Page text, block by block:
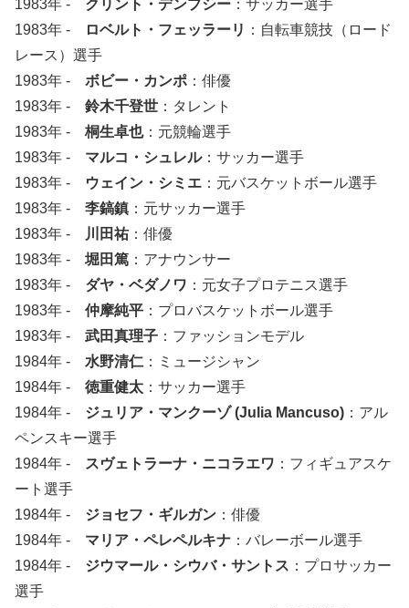
1983年 - クリント・デンプシー ：サッカー選手
1983年 -
ロベルト・フェッラーリ ：自転車競技（ロード
レース）選手
1983年 - ボビー・カンポ ：俳優
1983年 - 鈴木千登世 ：タレント
1983年 - 桐生卓也：元競輪選手
1983年 - マルコ・シュレル：サッカー選手
1983年 -
ウェイン・シミエ ：元バスケットボール選手
1983年 - 李鎬鎮 ：元サッカー選手
1983年 -
川田祐：俳優
1983年 - 堀田篤 ：アナウンサー
1983年 - ダヤ・ベダノワ ：元女子プロテニス選手
1983年 - 仲摩純平 ：プロバスケットボール選手
1983年 - 武田真理子 ：ファッションモデル
1984年 - 水野清仁：ミュージシャン
1984年 - 徳重健太 ：サッカー選手
1984年 - ジュリア・マンクーゾ (Julia Mancuso) ：アル
ペンスキー選手
1984年 - スヴェトラーナ・ニコラエワ ：フィギュアスケ
ート選手
1984年 - ジョセフ・ギルガン ：俳優
1984年 - マリア・ペレペルキナ ：バレーボール選手
1984年 - ジウマール・シウバ・サントス ：プロサッカー
選手